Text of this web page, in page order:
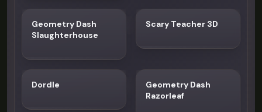
Geometry Dash
Slaughterhouse
Scary Teacher 3D
Dordle
Geometry Dash
Razorleaf